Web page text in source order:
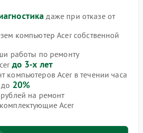
даже при отказе от
компьютер Acer собственной
работы по ремонту
до 3-х лет
компьютеров Acer в течении часа
20%
на ремонт
Acer